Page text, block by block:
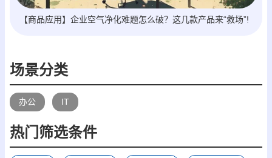
【商品应用】企业空气净化难题怎么破？这几款产品来“救场”!
场景分类
办公 IT
热门筛选条件